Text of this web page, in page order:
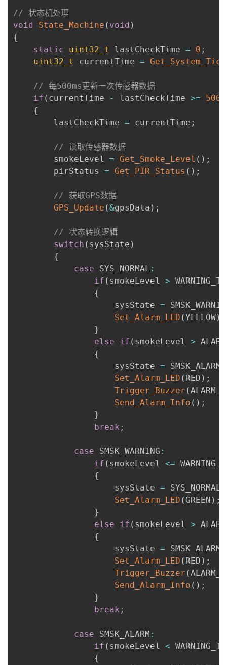
// 状态机处理
void
State_Machine ( void )
{
static
uint32_t lastCheckTime = 0 ;
uint32_t
currentTime = Get_System_Tick
// 每500ms更新一次传感器数据
if ( currentTime - lastCheckTime >= 500
{
        lastCheckTime
= currentTime ;
// 读取传感器数据
        smokeLevel
= Get_Smoke_Level ( ) ;
        pirStatus
= Get_PIR_Status ( ) ;
// 获取GPS数据
GPS_Update (&gpsData ) ;
// 状态转换逻辑
switch ( sysState )
{
case SYS_NORMAL :
if ( smokeLevel >
{
                    sysState
=
Set_Alarm_LED (YELLOW)
}
else
if ( smokeLevel >
{
                    sysState
= SMSK_ALARM
Set_Alarm_LED ( RED ) ;
Trigger_Buzzer (
Send_Alarm_Info ( ) ;
}
break ;
case SMSK_WARNING :
if ( smokeLevel <=
{
                    sysState
= SYS_NORMAL
Set_Alarm_LED (GREEN ) ;
}
else
if ( smokeLevel >
{
                    sysState
= SMSK_ALARM
Set_Alarm_LED ( RED ) ;
Trigger_Buzzer (
Send_Alarm_Info ( ) ;
}
break ;
case SMSK_ALARM :
if ( smokeLevel <
{